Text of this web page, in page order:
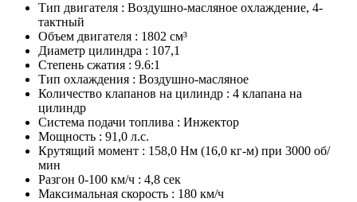
Тип двигателя : Воздушно-масляное охлаждение, 4-
тактный
Объем двигателя : 1802 см³
Диаметр цилиндра : 107,1
Степень сжатия : 9.6:1
Тип охлаждения : Воздушно-масляное
Количество клапанов на цилиндр : 4 клапана на
цилиндр
Система подачи топлива : Инжектор
Мощность : 91,0 л.с.
Крутящий момент : 158,0 Нм (16,0 кг-м) при 3000 об/
мин
Разгон 0-100 км/ч : 4,8 сек
Максимальная скорость : 180 км/ч